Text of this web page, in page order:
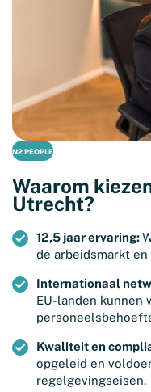
N2 PEOPLE
Waarom
Utrecht?
12,5 jaar ervaring:
de arbeidsmarkt
Internationaal
EU-landen kunnen
Kwaliteit en
opgeleid en
regelgevingseisen.